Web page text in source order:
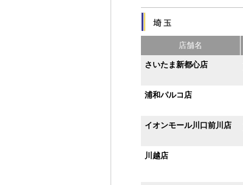
店舗名
さいたま新都心店
浦和パルコ店
イオンモール川口前川店
川越店